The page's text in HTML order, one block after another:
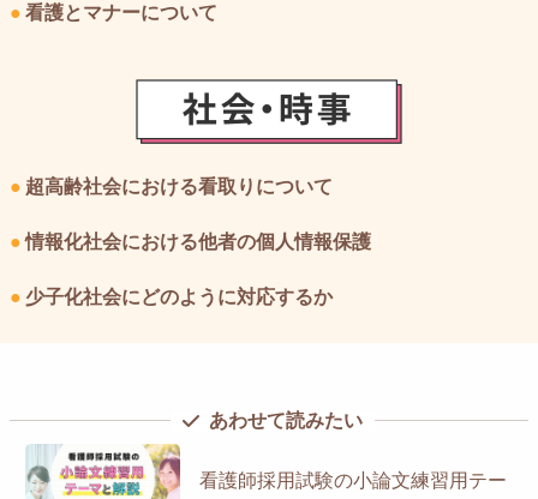
● 看護とマナーについて
● 超高齢社会における看取りについて
● 情報化社会における他者の個人情報保護
● 少子化社会にどのように対応するか
看護師採用試験の小論文練習用テー